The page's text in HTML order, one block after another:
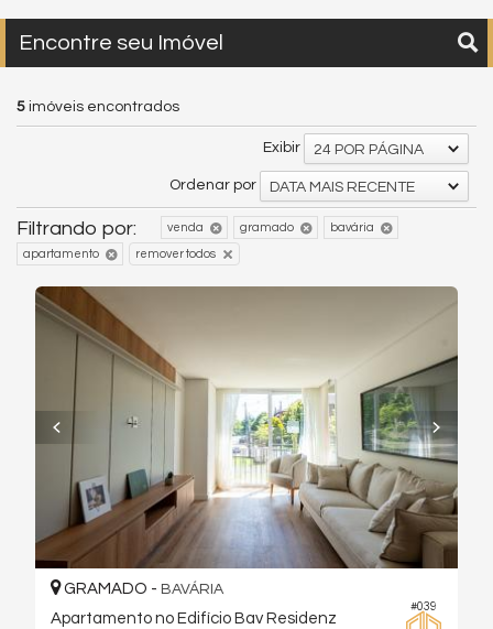
Encontre seu Imóvel
5 imóveis encontrados
Exibir 24 POR PÁGINA
Ordenar por DATA MAIS RECENTE
Filtrando por: venda gramado bavária
apartamento remover todos
#039
GRAMADO - BAVÁRIA
Apartamento no Edifício Bav Residenz